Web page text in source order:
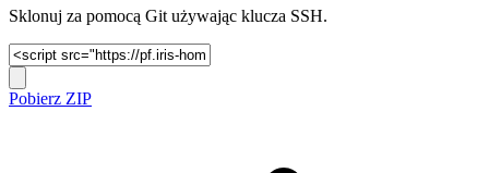
Sklonuj za pomocą Git używając klucza SSH.
Pobierz ZIP